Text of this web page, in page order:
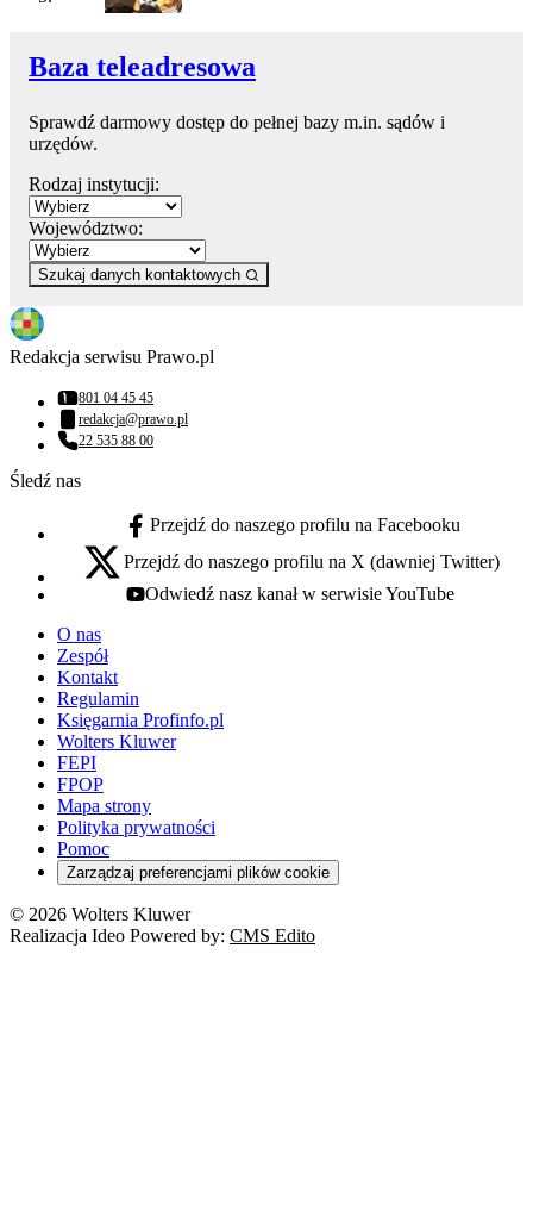
Baza teleadresowa
Sprawdź darmowy dostęp do pełnej bazy m.in. sądów i
urzędów.
Rodzaj instytucji:
Województwo:
Szukaj danych kontaktowych
Redakcja serwisu Prawo.pl
Numer telefonu:
801 04 45 45
Adres email:
redakcja@prawo.pl
Numer telefonu:
22 535 88 00
Śledź nas
facebook - otwiera się w nowej karcie
Przejdź do naszego profilu na Facebooku
x - otwiera się w nowej karcie
Przejdź do naszego profilu na X (dawniej Twitter)
youtube - otwiera się w nowej karcie
Odwiedź nasz kanał w serwisie YouTube
O nas
Zespół
Kontakt
Regulamin
Księgarnia Profinfo.pl
Wolters Kluwer
FEPI
FPOP
Mapa strony
Polityka prywatności
Pomoc
Zarządzaj preferencjami plików cookie
© 2026 Wolters Kluwer
Realizacja Ideo Powered by: CMS Edito